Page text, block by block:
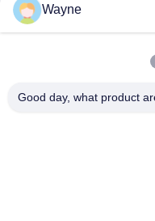
অটো
Wayne
Good day, what product